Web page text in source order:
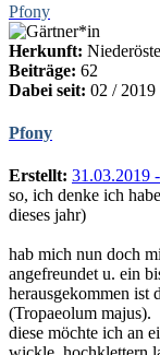
Pfony
Herkunft:
Beiträge: 62
Dabei seit: 02 / 2019
Pfony
Erstellt: 31.03.2019
so, ich denke ich
dieses jahr)
hab mich nun doch
angefreundet u. ein
herausgekommen ist
(Tropaeolum majus).
diese möchte ich an